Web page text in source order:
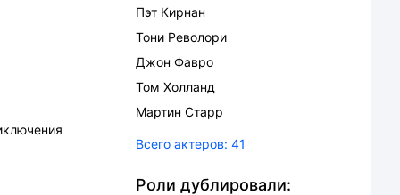
Пэт Кирнан
Тони Револори
Джон Фавро
Том Холланд
Мартин Старр
Всего актеров: 41
Роли дублировали: